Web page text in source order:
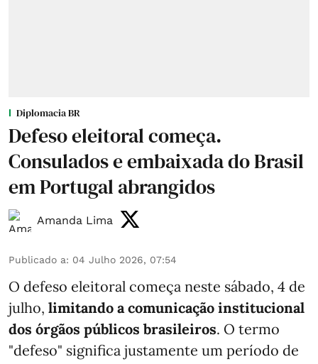
Diplomacia BR
Defeso eleitoral começa.
Consulados e embaixada do Brasil
em Portugal abrangidos
Amanda Lima
Publicado a: 04 Julho 2026, 07:54
O defeso eleitoral começa neste sábado, 4 de
julho, limitando a comunicação institucional
dos órgãos públicos brasileiros. O termo
"defeso" significa justamente um período de